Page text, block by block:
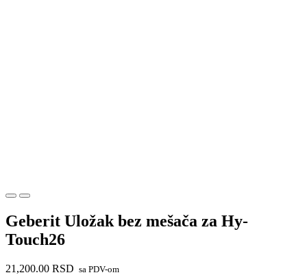
Geberit Uložak bez mešača za Hy-
Touch26
21,200.00 RSD sa PDV-om